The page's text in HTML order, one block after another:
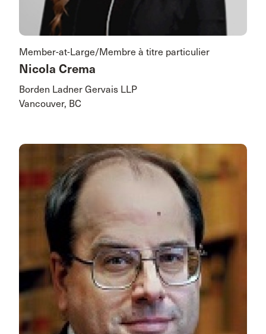
Member-at-Large/Membre à titre particulier
Nicola Crema
Borden Ladner Gervais LLP
Vancouver, BC